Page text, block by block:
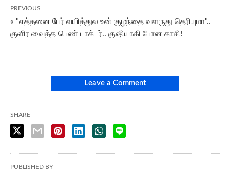
PREVIOUS
« "எத்தனை பேர் வயித்துல உன் குழந்தை வளருது தெரியுமா"..
குளிர வைத்த பெண் டாக்டர்.. குஷியாகி போன காசி!
Leave a Comment
SHARE
PUBLISHED BY